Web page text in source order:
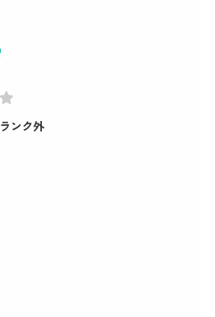
ランク外